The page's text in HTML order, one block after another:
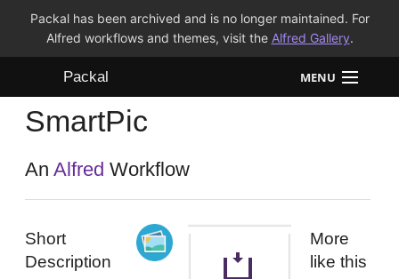
Packal has been archived and is no longer maintained. For
Alfred workflows and themes, visit the Alfred Gallery.
Packal MENU
Workflows
Themes
SmartPic
AnAlfred Workflow
Short
Description
More
like this